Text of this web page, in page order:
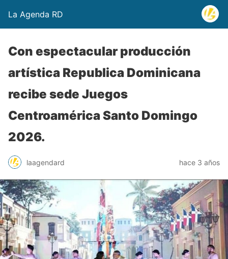
La Agenda RD
Con espectacular producción
artística Republica Dominicana
recibe sede Juegos
Centroamérica Santo Domingo
2026.
laagendard hace 3 años